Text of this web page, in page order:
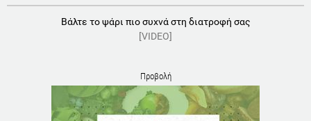
Βάλτε το ψάρι πιο συχνά στη διατροφή σας
[VIDEO]
Προβολή